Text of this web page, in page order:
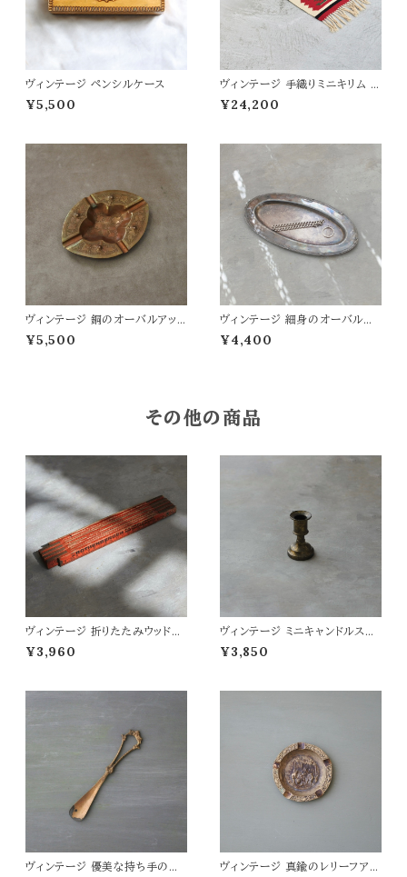
ヴィンテージ ペンシルケース
¥5,500
ヴィンテージ 手織りミニキリム 3
3.5×92
¥24,200
ヴィンテージ 銅のオーバルアッ
シュトレイ
¥5,500
ヴィンテージ 細身のオーバルプ
レート
¥4,400
その他の商品
ヴィンテージ 折りたたみウッドス
ケール RD
¥3,960
ヴィンテージ ミニキャンドルスタ
ンド
¥3,850
ヴィンテージ 優美な持ち手の靴
ヴィンテージ 真鍮のレリーフアッ